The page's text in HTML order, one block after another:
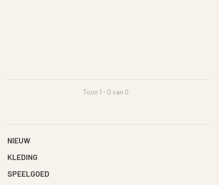
Toon 1 - 0 van 0
NIEUW
KLEDING
SPEELGOED